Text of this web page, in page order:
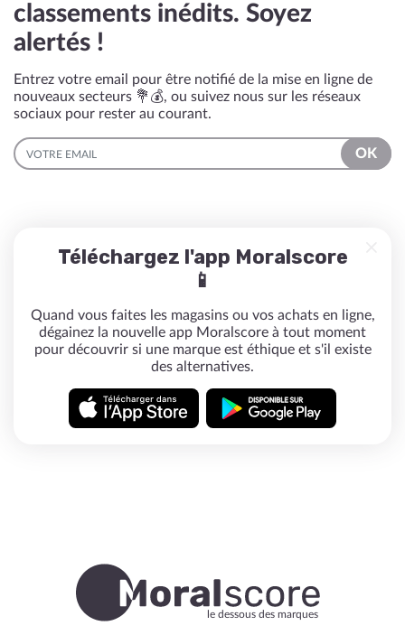
classements inédits. Soyez
alertés !
Entrez votre email pour être notifié de la mise en ligne de
nouveaux secteurs 💐💰, ou suivez nous sur les réseaux
sociaux pour rester au courant.
EMAIL
OK
Téléchargez l'app Moralscore
📱
Quand vous faites les magasins ou vos achats en ligne,
dégainez la nouvelle app Moralscore à tout moment
pour découvrir si une marque est éthique et s'il existe
des alternatives.
le dessous des marques